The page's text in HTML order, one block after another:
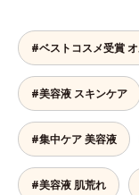
#ベストコスメ受賞
#美容液 スキンケア
#集中ケア 美容液
#美容液 肌荒れ